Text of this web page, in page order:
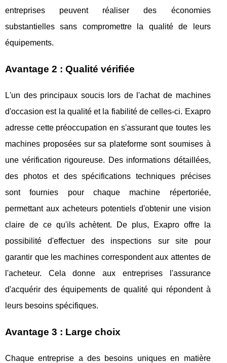
entreprises peuvent réaliser des économies
substantielles sans compromettre la qualité de leurs
équipements.
Avantage 2 : Qualité vérifiée
L'un des principaux soucis lors de l'achat de machines
d'occasion est la qualité et la fiabilité de celles-ci. Exapro
adresse cette préoccupation en s'assurant que toutes les
machines proposées sur sa plateforme sont soumises à
une vérification rigoureuse. Des informations détaillées,
des photos et des spécifications techniques précises
sont fournies pour chaque machine répertoriée,
permettant aux acheteurs potentiels d'obtenir une vision
claire de ce qu'ils achètent. De plus, Exapro offre la
possibilité d'effectuer des inspections sur site pour
garantir que les machines correspondent aux attentes de
l'acheteur. Cela donne aux entreprises l'assurance
d'acquérir des équipements de qualité qui répondent à
leurs besoins spécifiques.
Avantage 3 : Large choix
Chaque entreprise a des besoins uniques en matière